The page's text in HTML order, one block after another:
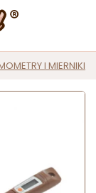
I MIERNIKI